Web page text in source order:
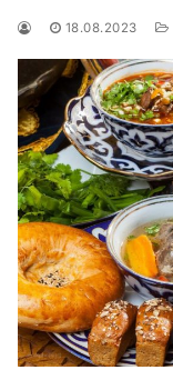
18.08.2023